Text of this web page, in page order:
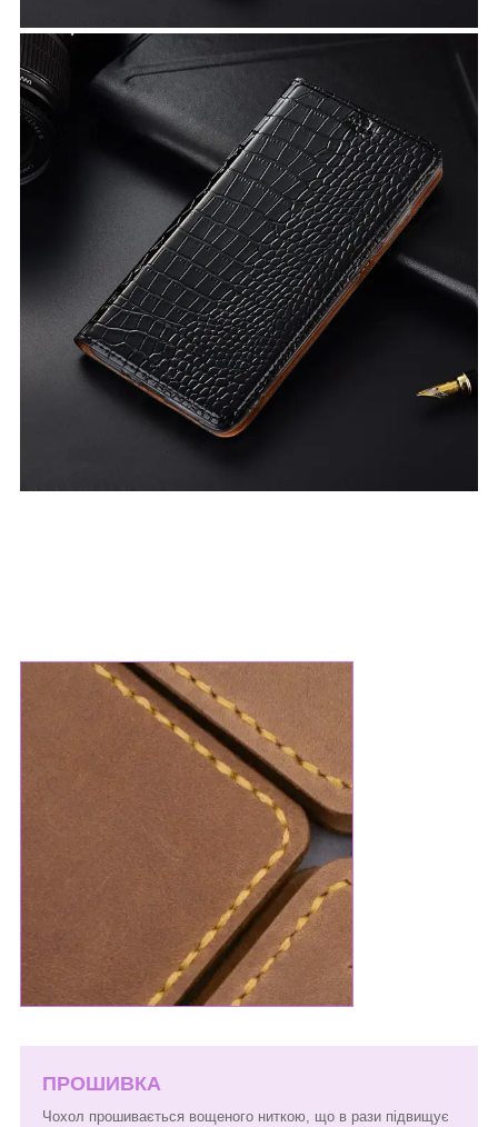
ПРОШИВКА
Чохол прошивається вощеного ниткою, що в рази підвищує